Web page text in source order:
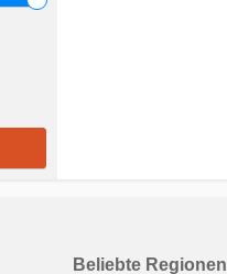
Beliebte Regionen